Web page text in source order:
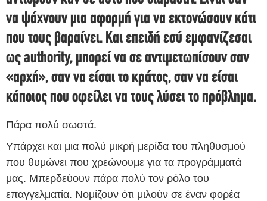
να ψάχνουν μια αφορμή για να εκτονώσουν κάτι
που τους βαραίνει. Και επειδή εσύ εμφανίζεσαι
ως authority, μπορεί να σε αντιμετωπίσουν σαν
«αρχή», σαν να είσαι το κράτος, σαν να είσαι
κάποιος που οφείλει να τους λύσει το πρόβλημα.
Πάρα πολύ σωστά.
Υπάρχει και μια πολύ μικρή μερίδα του πληθυσμού
που θυμώνει που χρεώνουμε για τα προγράμματά
μας. Μπερδεύουν πάρα πολύ τον ρόλο του
επαγγελματία. Νομίζουν ότι μιλούν σε έναν φορέα